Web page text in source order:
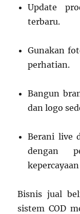
Update
terbaru.
Gunakan
perhatian.
Bangun
dan logo
Berani live
dengan
Bisnis jual
sistem COD